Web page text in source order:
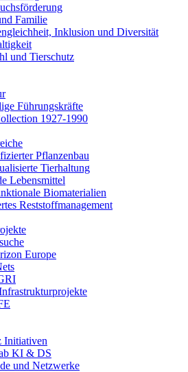
Familie
Inklusion und Diversität
und Tierschutz
Führungskräfte
1927-1990
Pflanzenbau
Tierhaltung
Lebensmittel
Biomaterialien
Reststoffmanagement
Europe
Initiativen
KI & DS
und Netzwerke